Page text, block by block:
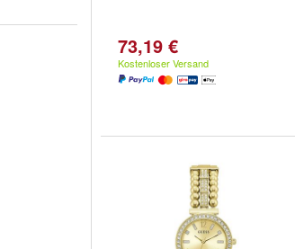
73,19 €
Kostenloser Versand